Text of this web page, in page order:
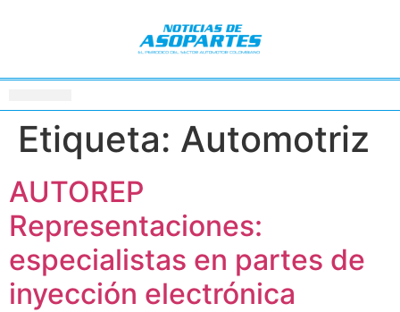
Etiqueta: Automotriz
AUTOREP
Representaciones:
especialistas en partes de
inyección electrónica